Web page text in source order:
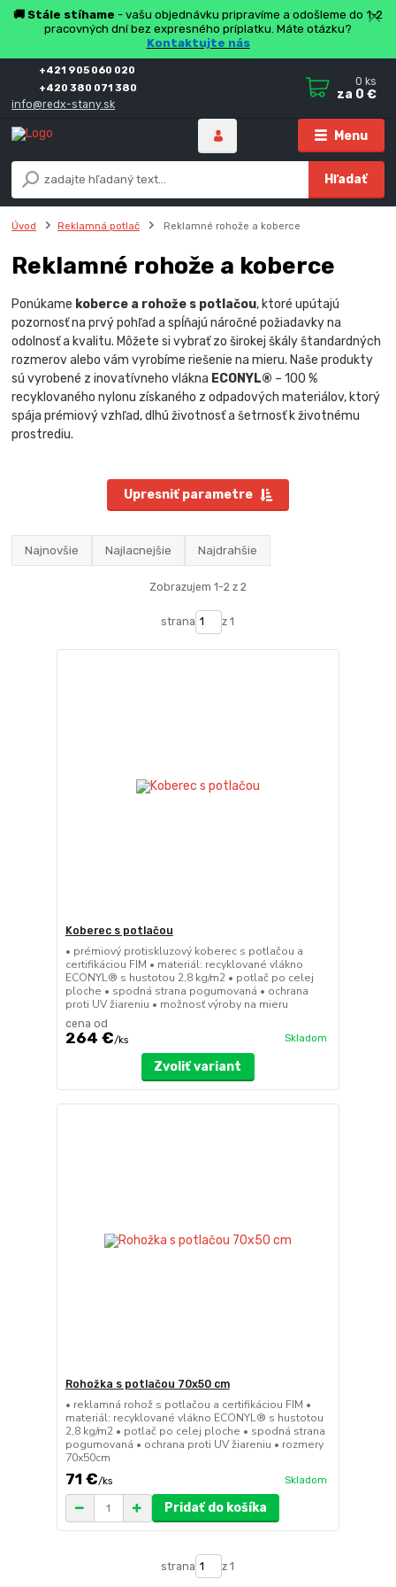
🚚 Stále stíhame - vašu objednávku pripravíme a odošleme do 1-2
pracovných dní bez expresného príplatku. Máte otázku?
Kontaktujte nás
Menu
Hľadať
+421 905 060 020
+420 380 071 380
info@redx-stany.sk
0 ks
za 0 €
Úvod Reklamná potlač Reklamné rohože a koberce
Reklamné rohože a koberce
Ponúkame koberce a rohože s potlačou, ktoré upútajú
pozornosť na prvý pohľad a spĺňajú náročné požiadavky na
odolnosť a kvalitu. Môžete si vybrať zo širokej škály štandardných
rozmerov alebo vám vyrobíme riešenie na mieru. Naše produkty
sú vyrobené z inovatívneho vlákna ECONYL® – 100 %
recyklovaného nylonu získaného z odpadových materiálov, ktorý
spája prémiový vzhľad, dlhú životnosť a šetrnosť k životnému
prostrediu.
Upresniť parametre
Najnovšie Najlacnejšie Najdrahšie
Zobrazujem 1-2 z 2
strana z 1
Koberec s potlačou
• prémiový protiskluzový koberec s potlačou a
certifikáciou FIM • materiál: recyklované vlákno
ECONYL® s hustotou 2,8 kg/m2 • potlač po celej
ploche • spodná strana pogumovaná • ochrana
proti UV žiareniu • možnosť výroby na mieru
cena od
264 €/ks Skladom
Zvoliť variant
Rohožka s potlačou 70x50 cm
• reklamná rohož s potlačou a certifikáciou FIM •
materiál: recyklované vlákno ECONYL® s hustotou
2,8 kg/m2 • potlač po celej ploche • spodná strana
pogumovaná • ochrana proti UV žiareniu • rozmery
70x50cm
71 €/ks Skladom
Pridať do košíka
strana z 1